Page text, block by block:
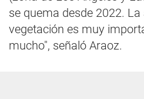
se quema desde 2022.
vegetación es muy
mucho", señaló Araoz.